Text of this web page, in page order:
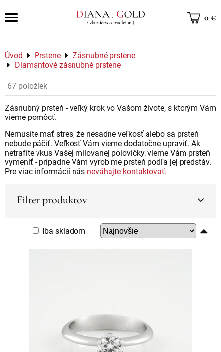
0 €
Úvod Prstene
Zásnubné prstene
Diamantové zásnubné prstene
67 položiek
Zásnubný prsteň - veľký krok vo Vašom živote, s ktorým Vám
vieme pomôcť.
Nemusíte mať stres, že nesadne veľkosť alebo sa prsteň
nebude páčiť. Veľkosť Vám vieme dodatočne upraviť. Ak
netrafíte vkus Vašej milovanej polovičky, vieme Vám prsteň
vymeniť - prípadne Vám vyrobíme prsteň podľa jej predstáv.
Pre viac informácií nás neváhajte kontaktovať.
Filter produktov
Iba skladom